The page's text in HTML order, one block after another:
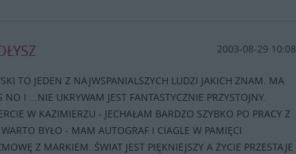
2003-08-29 10:08
TO JEDEN Z NAJWSPANIALSZYCH LUDZI JAKICH ZNAM. MA
I ...NIE UKRYWAM JEST FANTASTYCZNIE PRZYSTOJNY.
W KAZIMIERZU - JECHAŁAM BARDZO SZYBKO PO PRACY Z
WARTO BYŁO - MAM AUTOGRAF I CIAGLE W PAMIĘCI
Z MARKIEM. ŚWIAT JEST PIĘKNIEJSZY A ŻYCIE PRZESTAJE